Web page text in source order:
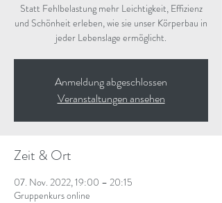
Statt Fehlbelastung mehr Leichtigkeit, Effizienz
und Schönheit erleben, wie sie unser Körperbau in
jeder Lebenslage ermöglicht.
Anmeldung abgeschlossen
Veranstaltungen ansehen
Zeit & Ort
07. Nov. 2022, 19:00 – 20:15
Gruppenkurs online